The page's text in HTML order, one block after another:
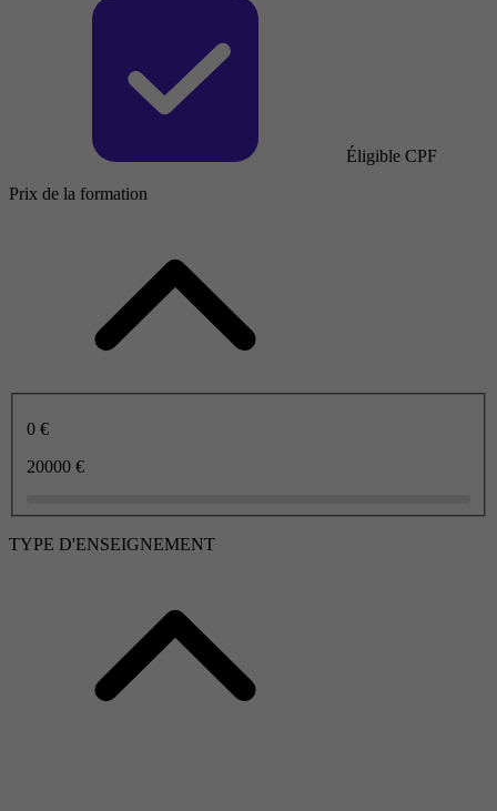
Éligible CPF
Prix de la formation
0 €
20000 €
TYPE D'ENSEIGNEMENT